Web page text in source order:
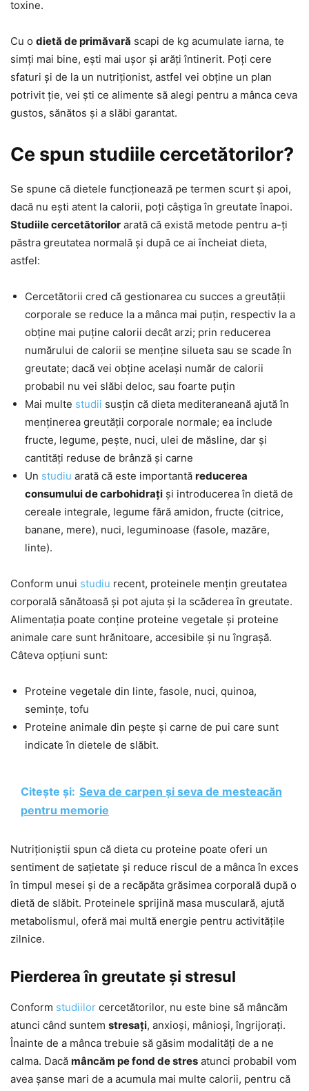
toxine.
Cu o dietă de primăvară scapi de kg acumulate iarna, te
simți mai bine, ești mai ușor și arăți întinerit. Poți cere
sfaturi și de la un nutriționist, astfel vei obține un plan
potrivit ție, vei ști ce alimente să alegi pentru a mânca ceva
gustos, sănătos și a slăbi garantat.
Ce spun studiile cercetătorilor?
Se spune că dietele funcționează pe termen scurt și apoi,
dacă nu ești atent la calorii, poți câștiga în greutate înapoi.
Studiile cercetătorilor arată că există metode pentru a-ți
păstra greutatea normală și după ce ai încheiat dieta,
astfel:
Cercetătorii cred că gestionarea cu succes a greutății
corporale se reduce la a mânca mai puțin, respectiv la a
obține mai puține calorii decât arzi; prin reducerea
numărului de calorii se menține silueta sau se scade în
greutate; dacă vei obține același număr de calorii
probabil nu vei slăbi deloc, sau foarte puțin
Mai multe studii susțin că dieta mediteraneană ajută în
menținerea greutății corporale normale; ea include
fructe, legume, pește, nuci, ulei de măsline, dar și
cantități reduse de brânză și carne
Un studiu arată că este importantă reducerea
consumului de carbohidrați și introducerea în dietă de
cereale integrale, legume fără amidon, fructe (citrice,
banane, mere), nuci, leguminoase (fasole, mazăre,
linte).
Conform unui studiu recent, proteinele mențin greutatea
corporală sănătoasă și pot ajuta și la scăderea în greutate.
Alimentația poate conține proteine vegetale și proteine
animale care sunt hrănitoare, accesibile și nu îngrașă.
Câteva opțiuni sunt:
Proteine vegetale din linte, fasole, nuci, quinoa,
semințe, tofu
Proteine animale din pește și carne de pui care sunt
indicate în dietele de slăbit.
Citește și: Seva de carpen și seva de mesteacăn
pentru memorie
Nutriționiștii spun că dieta cu proteine poate oferi un
sentiment de sațietate și reduce riscul de a mânca în exces
în timpul mesei și de a recăpăta grăsimea corporală după o
dietă de slăbit. Proteinele sprijină masa musculară, ajută
metabolismul, oferă mai multă energie pentru activitățile
zilnice.
Pierderea în greutate și stresul
Conform studiilor cercetătorilor, nu este bine să mâncăm
atunci când suntem stresați, anxioși, mânioși, îngrijorați.
Înainte de a mânca trebuie să găsim modalități de a ne
calma. Dacă mâncăm pe fond de stres atunci probabil vom
avea șanse mari de a acumula mai multe calorii, pentru că